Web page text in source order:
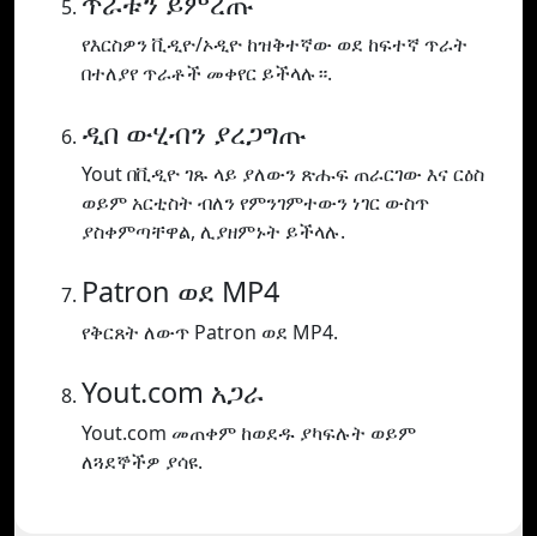
የእርስዎን ቪዲዮ/ኦዲዮ ከዝቅተኛው ወደ ከፍተኛ ጥራት
በተለያየ ጥራቶች መቀየር ይችላሉ።.
ዲበ ውሂብን ያረጋግጡ
Yout በቪዲዮ ገጹ ላይ ያለውን ጽሑፍ ጠራርገው እና ርዕስ
ወይም አርቲስት ብለን የምንገምተውን ነገር ውስጥ
ያስቀምጣቸዋል, ሊያዘምኑት ይችላሉ.
Patron ወደ MP4
የቅርጸት ለውጥ Patron ወደ MP4.
Yout.com አጋራ
Yout.com መጠቀም ከወደዱ ያካፍሉት ወይም
ለጓደኞችዎ ያሳዩ.